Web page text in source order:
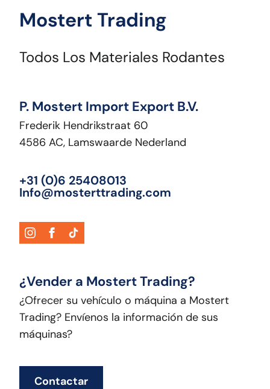
Mostert Trading
Todos Los Materiales Rodantes
P. Mostert Import Export B.V.
Frederik Hendrikstraat 60
4586 AC, Lamswaarde Nederland
+31 (0)6 25408013
Info@mosterttrading.com
¿Vender a Mostert Trading?
¿Ofrecer su vehículo o máquina a Mostert
Trading? Envíenos la información de sus
máquinas?
Contactar